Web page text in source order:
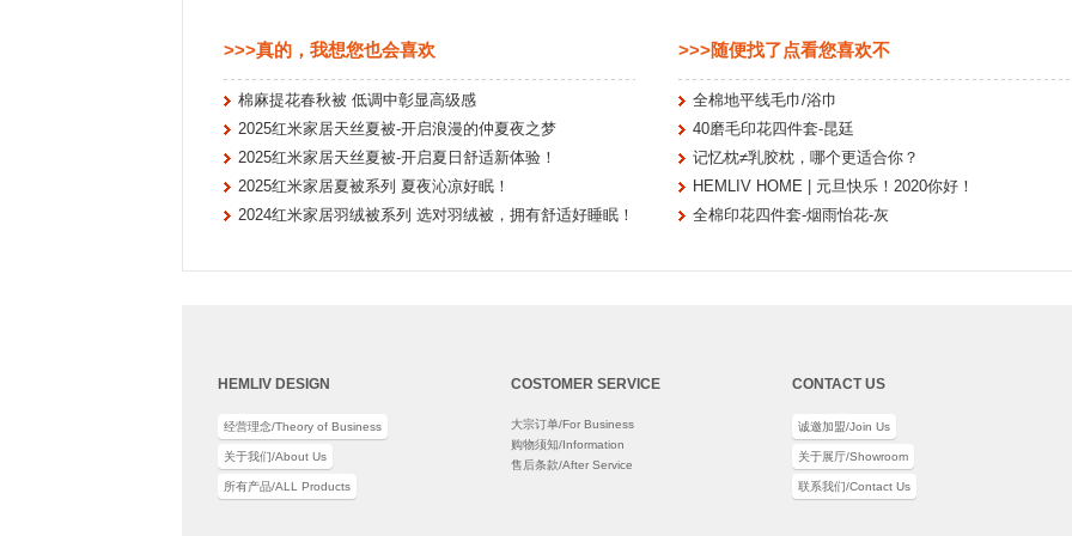
>>>真的，我想您也会喜欢
棉麻提花春秋被 低调中彰显高级感
2025红米家居天丝夏被-开启浪漫的仲夏夜之梦
2025红米家居天丝夏被-开启夏日舒适新体验！
2025红米家居夏被系列 夏夜沁凉好眠！
2024红米家居羽绒被系列 选对羽绒被，拥有舒适好睡眠！
>>>随便找了点看您喜欢不
全棉地平线毛巾/浴巾
40磨毛印花四件套-昆廷
记忆枕≠乳胶枕，哪个更适合你？
HEMLIV HOME | 元旦快乐！2020你好！
全棉印花四件套-烟雨怡花-灰
HEMLIV DESIGN
经营理念/Theory of Business
关于我们/About Us
所有产品/ALL Products
COSTOMER SERVICE
大宗订单/For Business
购物须知/Information
售后条款/After Service
CONTACT US
诚邀加盟/Join Us
关于展厅/Showroom
联系我们/Contact Us